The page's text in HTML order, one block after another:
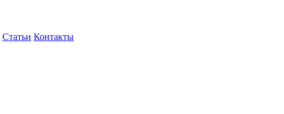
Статьи Контакты